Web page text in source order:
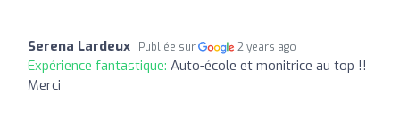
Serena Lardeux Publiée sur 2 years ago
Expérience fantastique: Auto-école et monitrice au top !!
Merci